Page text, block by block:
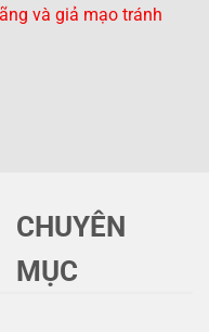
và giả mạo tránh
CHUYÊN
MỤC